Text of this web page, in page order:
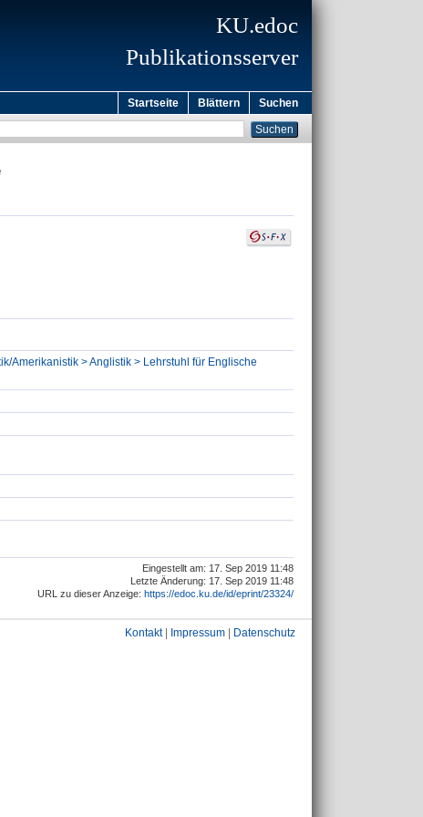
KU.edoc
Publikationsserver
Startseite Blättern Suchen
Amerikanistik > Anglistik > Lehrstuhl für Englische
Eingestellt am: 17. Sep 2019 11:48
Letzte Änderung: 17. Sep 2019 11:48
URL zu dieser Anzeige: https://edoc.ku.de/id/eprint/23324/
Kontakt| Impressum Datenschutz